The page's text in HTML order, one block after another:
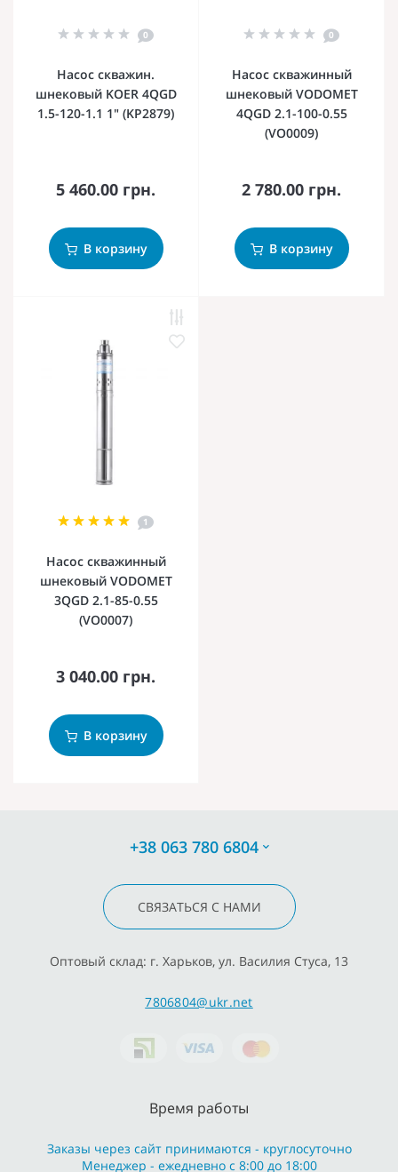
0
Насос скважин.
шнековый KOER 4QGD
1.5-120-1.1 1" (KP2879)
5 460.00 грн.
В корзину
0
Насос скважинный
шнековый VODOMET
4QGD 2.1-100-0.55
(VO0009)
2 780.00 грн.
В корзину
1
Насос скважинный
шнековый VODOMET
3QGD 2.1-85-0.55
(VO0007)
3 040.00 грн.
В корзину
+38 063 780 6804
СВЯЗАТЬСЯ С НАМИ
Оптовый склад: г. Харьков, ул. Василия Стуса, 13
7806804@ukr.net
Время работы
Заказы через сайт принимаются - круглосуточно
Менеджер - ежедневно с 8:00 до 18:00